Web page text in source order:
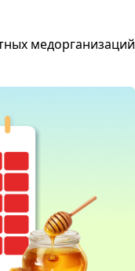
медорганизаций